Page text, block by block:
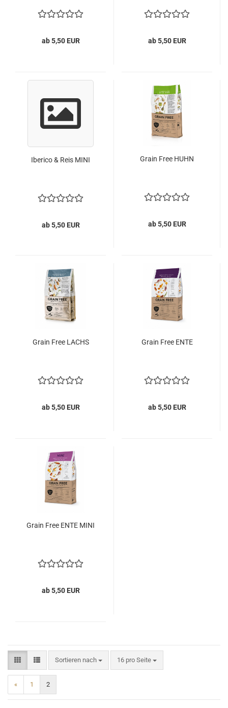
ab 5,50 EUR ab 5,50 EUR
Iberico & Reis MINI
ab 5,50 EUR
Grain Free HUHN
ab 5,50 EUR
Grain Free LACHS
ab 5,50 EUR
Grain Free ENTE
ab 5,50 EUR
Grain Free ENTE MINI
ab 5,50 EUR
Sortieren nach
Sortieren nach 16 pro Seite
pro Seite
« 1 2